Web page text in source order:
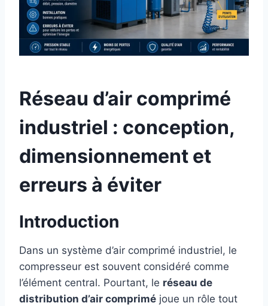
Réseau d’air comprimé
industriel : conception,
dimensionnement et
erreurs à éviter
Introduction
Dans un système d’air comprimé industriel, le
compresseur est souvent considéré comme
l’élément central. Pourtant, le réseau de
distribution d’air comprimé joue un rôle tout